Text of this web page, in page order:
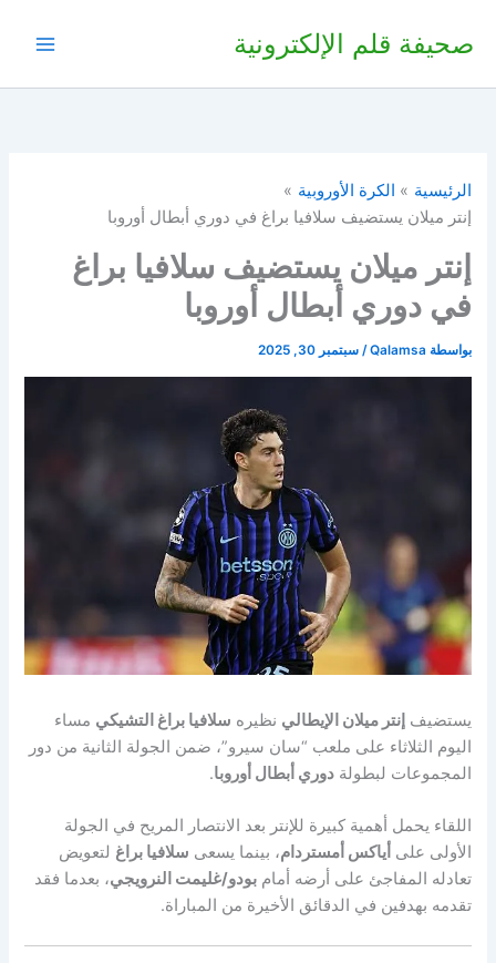
صحيفة قلم الإلكترونية
الرئيسية
الكرة الأوروبية
إنتر ميلان يستضيف سلافيا براغ في دوري أبطال أوروبا
إنتر ميلان يستضيف سلافيا براغ
في دوري أبطال أوروبا
بواسطة Qalamsa
/سبتمبر 30, 2025
يستضيفإنتر ميلان الإيطالي نظيره سلافيا براغ التشيكي مساء
اليوم الثلاثاء على ملعب “سان سيرو”، ضمن الجولة الثانية من دور
المجموعات لبطولةدوري أبطال أوروبا.
اللقاء يحمل أهمية كبيرة للإنتر بعد الانتصار المريح في الجولة
الأولى على أياكس أمستردام، بينما يسعى سلافيا براغ لتعويض
تعادله المفاجئ على أرضه أمامبودو/غليمت النرويجي، بعدما فقد
تقدمه بهدفين في الدقائق الأخيرة من المباراة.